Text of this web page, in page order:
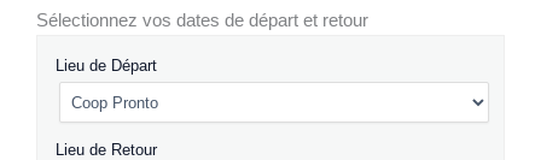
Sélectionnez vos dates de départ et retour
Lieu de Départ
Lieu de Retour